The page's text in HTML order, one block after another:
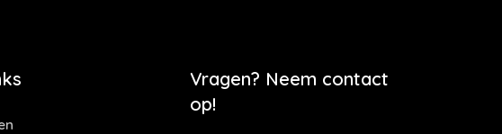
Vragen? Neem contact
op!